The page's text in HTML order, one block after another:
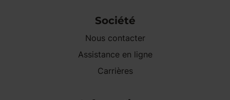
Société
Nous contacter
Assistance en ligne
Carrières